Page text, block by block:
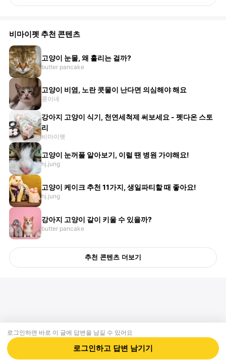
비마이펫 추천 콘텐츠
고양이 눈물, 왜 흘리는 걸까?
butter pancake
고양이 비염, 노란 콧물이 난다면 의심해야 해요
콩이네
강아지 고양이 식기, 천연세척제 써보세요 - 펫다온 스토
리
비마이펫
고양이 눈꺼풀 알아보기, 이럴 땐 병원 가야해요!
hj.jung
고양이 케이크 추천 11가지, 생일파티할 때 좋아요!
hj.jung
강아지 고양이 같이 키울 수 있을까?
butter pancake
추천 콘텐츠 더보기
로그인하면 바로 이 글에 답변 을 남길 수 있어요
로그인하고 답변 남기기